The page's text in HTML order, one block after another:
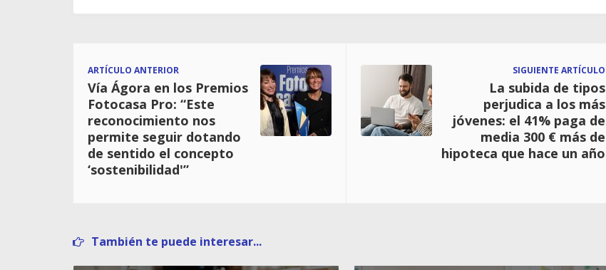
ARTÍCULO ANTERIOR
Vía Ágora en los Premios
Fotocasa Pro: “Este
reconocimiento nos
permite seguir dotando
de sentido el concepto
‘sostenibilidad'”
SIGUIENTE ARTÍCULO
La subida de tipos
perjudica a los más
jóvenes: el 41% paga de
media 300 € más de
hipoteca que hace un año
También te puede interesar...